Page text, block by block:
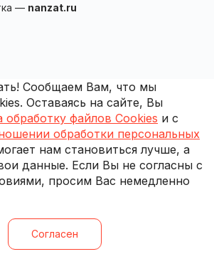
— nanzat.ru
Сообщаем Вам, что мы
Оставаясь на сайте, Вы
обработку файлов Cookies и с
обработки персональных
нам становиться лучше, а
данные. Если Вы не согласны с
просим Вас немедленно
Согласен